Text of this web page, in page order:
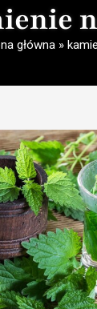
główna»